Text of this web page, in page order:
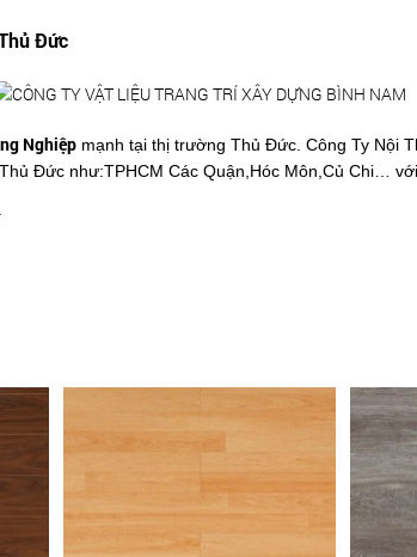
Đức
Nghiệp mạnh tại thị trường Thủ Đức. Công Ty Nội
Đức như:TPHCM Các Quận,Hóc Môn,Củ Chi…